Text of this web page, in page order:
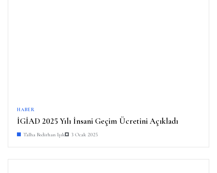
HABER
İGİAD 2025 Yılı İnsani Geçim Ücretini Açıkladı
Talha Bedirhan Işık 3 Ocak 2025